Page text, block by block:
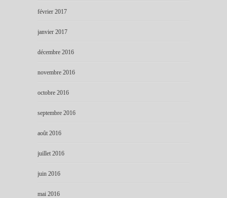
février 2017
janvier 2017
décembre 2016
novembre 2016
octobre 2016
septembre 2016
août 2016
juillet 2016
juin 2016
mai 2016